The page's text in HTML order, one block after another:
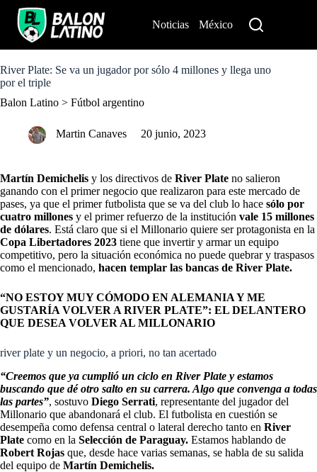
o
c
n
Noticias México
River Plate: Se va un jugador por sólo 4 millones y llega uno
por el triple
Balon Latino > Fútbol argentino
Martin Canaves 20 junio, 2023
Martín Demichelis y los directivos de River Plate no salieron
ganando con el primer negocio que realizaron para este mercado de
pases, ya que el primer futbolista que se va del club lo hace sólo por
cuatro millones y el primer refuerzo de la institución vale 15 millones
de dólares. Está claro que si el Millonario quiere ser protagonista en la
Copa Libertadores 2023 tiene que invertir y armar un equipo
competitivo, pero la situación económica no puede quebrar y traspasos
como el mencionado, hacen templar las bancas de River Plate.
“NO ESTOY MUY CÓMODO EN ALEMANIA Y ME
GUSTARÍA VOLVER A RIVER PLATE”: EL DELANTERO
QUE DESEA VOLVER AL MILLONARIO
river plate y un negocio, a priori, no tan acertado
“Creemos que ya cumplió un ciclo en River Plate y estamos
buscando que dé otro salto en su carrera. Algo que convenga a todas
las partes”, sostuvo Diego Serrati, representante del jugador del
Millonario que abandonará el club. El futbolista en cuestión se
desempeña como defensa central o lateral derecho tanto en River
Plate como en la Selección de Paraguay. Estamos hablando de
Robert Rojas que, desde hace varias semanas, se habla de su salida
del equipo de Martín Demichelis.